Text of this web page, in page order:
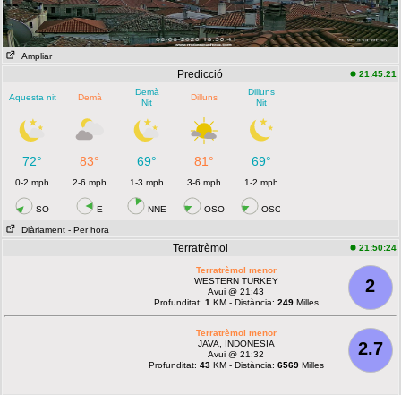
Ampliar
Predicció 21:45:21
Aquesta nit Demà
Demà
Nit
Dilluns
Dilluns
Nit
72° 83° 69° 81° 69°
0-2 mph 2-6 mph 1-3 mph 3-6 mph 1-2 mph
SO E NNE OSO OSO
Diàriament - Per hora
Terratrèmol 21:50:24
2
Terratrèmol menor
WESTERN TURKEY
Avui @ 21:43
Profunditat: 1 KM - Distància: 249Milles
2.7
Terratrèmol menor
JAVA, INDONESIA
Avui @ 21:32
Profunditat: 43KM - Distància: 6569Milles